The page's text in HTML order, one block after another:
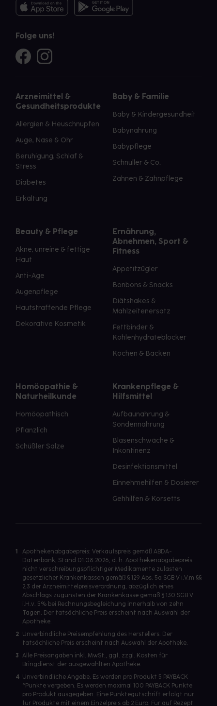
Folge uns!
Arzneimittel &
Gesundheitsprodukte
Allergien & Heuschnupfen
Auge, Nase & Ohr
Beruhigung, Schlaf &
Stress
Diabetes
Erkältung
Baby & Familie
Baby & Kindergesundheit
Babynahrung
Babypflege
Schnuller & Co.
Zahnen & Zahnpflege
Beauty & Pflege
Akne, unreine & fettige
Haut
Anti-Age
Augenpflege
Hautstraffende Pflege
Dekorative Kosmetik
Ernährung,
Abnehmen, Sport &
Fitness
Appetitzügler
Bonbons & Snacks
Diätshakes &
Mahlzeitenersatz
Fettbinder &
Kohlenhydrateblocker
Kochen & Backen
Homöopathie &
Naturheilkunde
Homöopathisch
Pflanzlich
Schüßler Salze
Krankenpflege &
Hilfsmittel
Aufbaunahrung &
Sondennahrung
Blasenschwäche &
Inkontinenz
Desinfektionsmittel
Einnehmehilfen & Dosierer
Gehhilfen & Korsetts
1
Apothekenabgabepreis: Verkaufspreis gemäß ABDA-
Datenbank, Stand 01.08.2026, d. h. Apothekenabgabepreis
nicht verschreibungspflichtiger Medikamente zulasten
gesetzlicher Krankenkassen gemäß § 129 Abs. 5a SGB V i.V.m §§
2,3 der Arzneimittelpreisverordnung, abzüglich eines
Abschlags zugunsten der Krankenkasse gemäß § 130 SGB V
i.H.v. 5% bei Rechnungsbegleichung innerhalb von zehn
Tagen. Der tatsächliche Preis erscheint nach Auswahl der
Apotheke.
2 Unverbindliche Preisempfehlung des Herstellers. Der
tatsächliche Preis erscheint nach Auswahl der Apotheke.
3 Alle Preisangaben inkl. MwSt., ggf. zzgl. Kosten für
Bringdienst der ausgewählten Apotheke.
4 Unverbindliche Angabe. Es werden pro Produkt 5 PAYBACK
°Punkte vergeben. Es werden maximal 100 PAYBACK Punkte
pro Produkt ausgegeben. Eine Punktegutschrift erfolgt nur
für Produkte mit einem Einzelpreis ab 2 Euro. Für auf Rezept